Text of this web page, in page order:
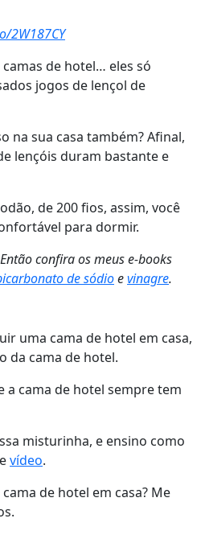
2W187CY
de hotel… eles só
jogos de lençol de
na sua casa também? Afinal,
lençóis duram bastante e
de 200 fios, assim, você
para dormir.
confira os meus e-books
de sódioevinagre.
uma cama de hotel em casa,
da cama de hotel.
a cama de hotel sempre tem
misturinha, e ensino como
vídeo.
de hotel em casa? Me